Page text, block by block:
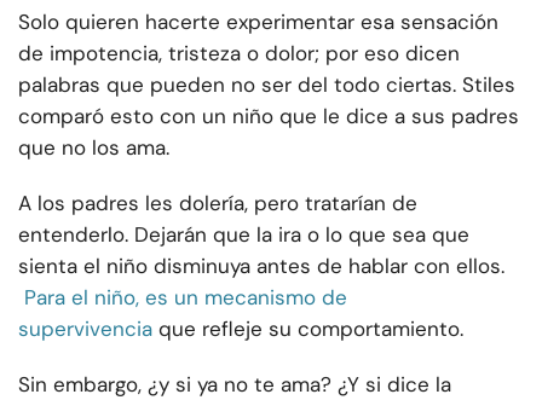
Solo quieren hacerte experimentar esa sensación
de impotencia, tristeza o dolor; por eso dicen
palabras que pueden no ser del todo ciertas. Stiles
comparó esto con un niño que le dice a sus padres
que no los ama.
A los padres les dolería, pero tratarían de
entenderlo. Dejarán que la ira o lo que sea que
sienta el niño disminuya antes de hablar con ellos.
Para el niño, es un mecanismo de
supervivencia que refleje su comportamiento.
Sin embargo, ¿y si ya no te ama? ¿Y si dice la